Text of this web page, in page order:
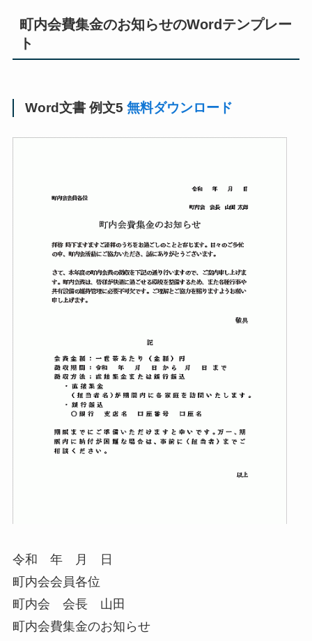
町内会費集金のお知らせのWordテンプレー
ト
Word文書 例文5 無料ダウンロード
令和 年 月 日
町内会会員各位
町内会 会長 山田
町内会費集金のお知らせ